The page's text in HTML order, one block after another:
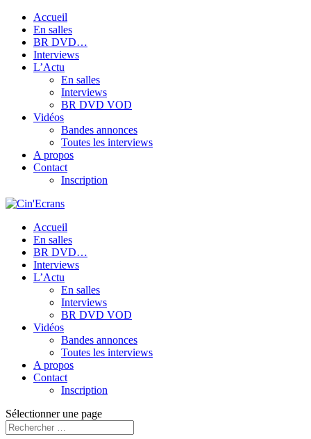
Accueil
En salles
BR DVD…
Interviews
L’Actu
En salles
Interviews
BR DVD VOD
Vidéos
Bandes annonces
Toutes les interviews
A propos
Contact
Inscription
Accueil
En salles
BR DVD…
Interviews
L’Actu
En salles
Interviews
BR DVD VOD
Vidéos
Bandes annonces
Toutes les interviews
A propos
Contact
Inscription
Sélectionner une page